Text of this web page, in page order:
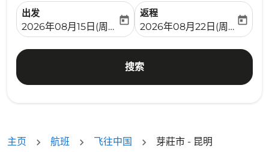
出发
fc-booking-departure-date-aria-label
2026年08月15日(周六)
today
返程
fc-booking-return-date-
2026年08月22日(周六)
today
搜索
主页 航班 飞往中国 芽莊市 - 昆明